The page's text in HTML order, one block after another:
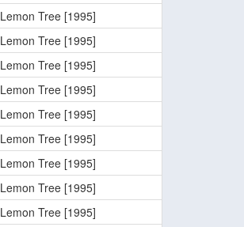
Lemon Tree [1995]
Lemon Tree [1995]
Lemon Tree [1995]
Lemon Tree [1995]
Lemon Tree [1995]
Lemon Tree [1995]
Lemon Tree [1995]
Lemon Tree [1995]
Lemon Tree [1995]